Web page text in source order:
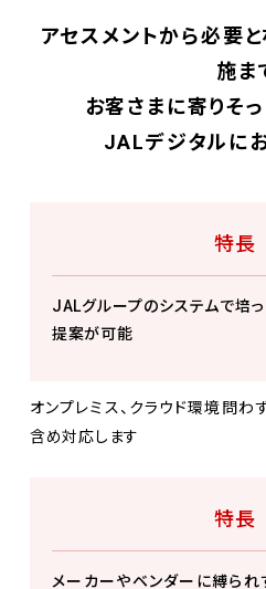
アセスメントから必要
施ま
お客さまに寄りそ
JALデジタルに
特長
JALグループのシステムで培
提案が可能
オンプレミス、クラウド環境問わ
含め対応します
特長
メーカーやベンダーに縛られ